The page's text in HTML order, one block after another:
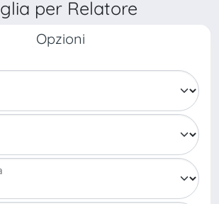
per Relatore
Opzioni